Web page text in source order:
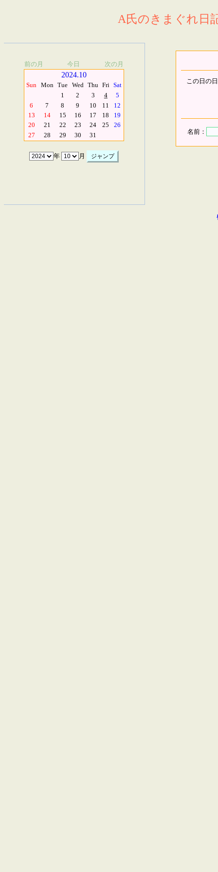
A氏のきまぐれ日
前の月 今日 次の月
2024.10
Sun Mon Tue Wed Thu Fri Sat
1
2 3 4
5
6
7 8 9 10 11
12
13
14 15 16 17 18
19
20
21 22 23 24 25
26
27
28 29 30 31
年 月
この日の
名前：